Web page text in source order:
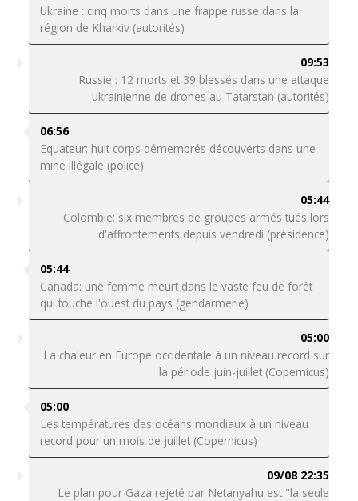
Ukraine : cinq morts dans une frappe russe dans la
région de Kharkiv (autorités)
09:53
Russie : 12 morts et 39 blessés dans une attaque
ukrainienne de drones au Tatarstan (autorités)
06:56
Equateur: huit corps démembrés découverts dans une
mine illégale (police)
05:44
Colombie: six membres de groupes armés tués lors
d'affrontements depuis vendredi (présidence)
05:44
Canada: une femme meurt dans le vaste feu de forêt
qui touche l'ouest du pays (gendarmerie)
05:00
La chaleur en Europe occidentale à un niveau record sur
la période juin-juillet (Copernicus)
05:00
Les températures des océans mondiaux à un niveau
record pour un mois de juillet (Copernicus)
09/08 22:35
Le plan pour Gaza rejeté par Netanyahu est "la seule